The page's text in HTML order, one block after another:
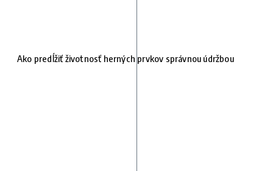
Ako predĺžiť životnosť herných prvkov správnou údržbou